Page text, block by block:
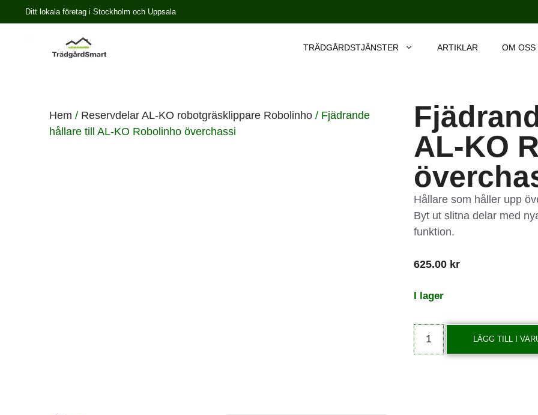
Ditt lokala företag i Stockholm och Uppsala
TRÄDGÅRDSTJÄNSTER ARTIKLAR OM OSS
Hem / Reservdelar AL-KO robotgräsklippare Robolinho / Fjädrande
hållare till AL-KO Robolinho överchassi
AL-KO
Hållare som håller upp
Byt ut slitna delar med
funktion.
625.00 kr
I lager
LÄGG TILL I